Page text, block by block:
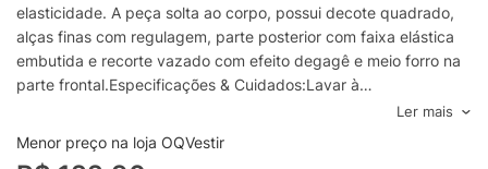
elasticidade. A peça solta ao corpo, possui decote quadrado,
alças finas com regulagem, parte posterior com faixa elástica
embutida e recorte vazado com efeito degagê e meio forro na
parte frontal.Especificações & Cuidados:Lavar à
mãoComposição: 97% Viscose, 3% LinhoCor: Off WhiteMarca:
Dress To
Ler mais
Menor preço na loja OQVestir